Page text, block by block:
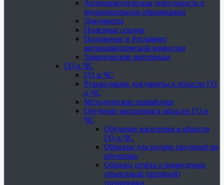
Антинаркотическая деятельность в
муниципальном образовании
Документы
Полезные ссылки
Положение и Регламент
антинаркотической комиссии
Тематические материалы
ГО и ЧС
ГО и ЧС
Руководящие документы в области ГО
и ЧС
Методические разработки
Обучение населения в области ГО и
ЧС
Обучение населения в области
ГО и ЧС
Образцы для подачи сведений по
обучению
Образец отчёта о проведении
объектовой (штабной)
тренировки